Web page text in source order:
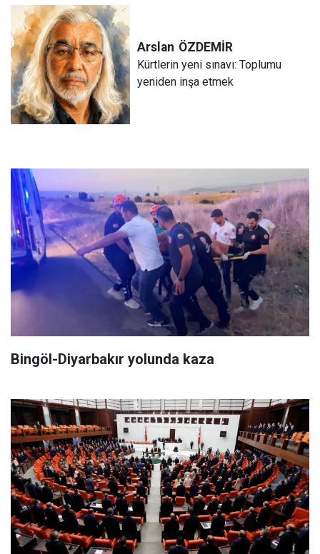
Arslan ÖZDEMİR
Kürtlerin yeni sınavı: Toplumu
yeniden inşa etmek
Bingöl-Diyarbakır yolunda kaza